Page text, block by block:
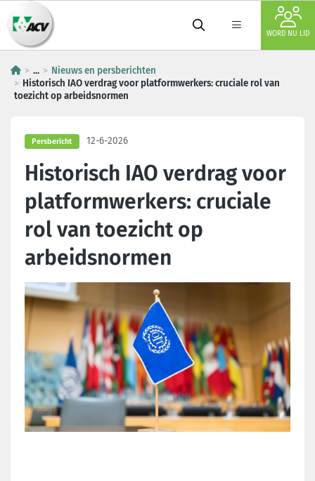
WORD NU LID
...
Nieuws en persberichten
Historisch IAO verdrag voor platformwerkers: cruciale rol van
toezicht op arbeidsnormen
Persbericht 12-6-2026
Historisch IAO verdrag voor
platformwerkers: cruciale
rol van toezicht op
arbeidsnormen